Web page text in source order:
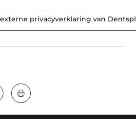
privacyverklaring van
key:global.print-this-page